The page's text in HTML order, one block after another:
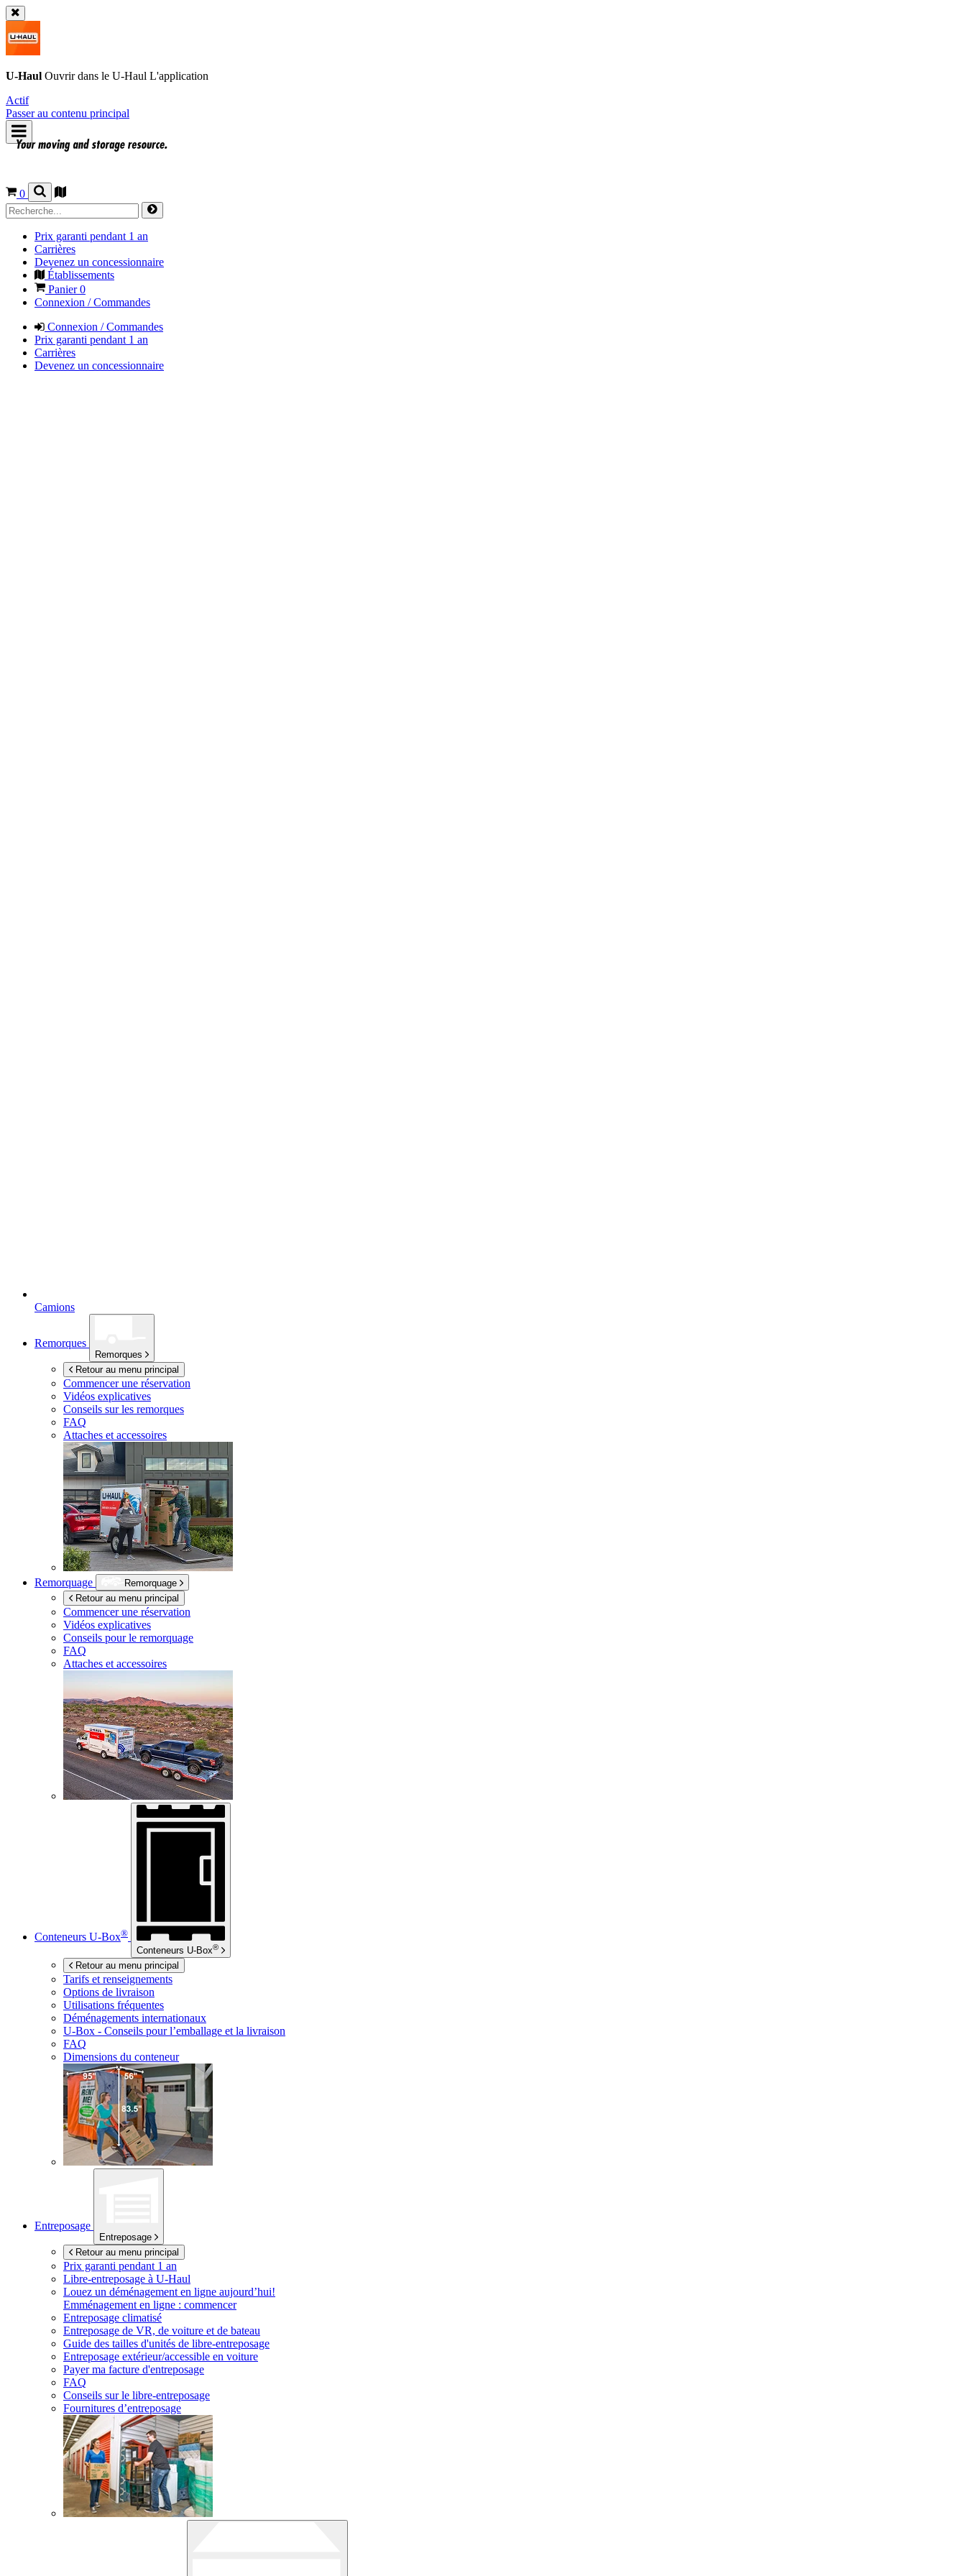
U-Haul Ouvrir dans le U-Haul L'application
Actif
Passer au contenu principal
0
Prix garanti pendant 1 an
Carrières
Devenez un concessionnaire
Établissements
Panier0
Connexion / Commandes
Connexion / Commandes
Prix garanti pendant 1 an
Carrières
Devenez un concessionnaire
Camions
Remorques
Remorques
Retour au menu principal
Commencer une réservation
Vidéos explicatives
Conseils sur les remorques
FAQ
Attaches et accessoires
Remorquage
Remorquage
Retour au menu principal
Commencer une réservation
Vidéos explicatives
Conseils pour le remorquage
FAQ
Attaches et accessoires
Conteneurs U-Box®
Conteneurs U-Box®
Retour au menu principal
Tarifs et renseignements
Options de livraison
Utilisations fréquentes
Déménagements internationaux
U-Box - Conseils pour l’emballage et la livraison
FAQ
Dimensions du conteneur
Entreposage
Entreposage
Retour au menu principal
Prix garanti pendant 1 an
Libre-entreposage à U-Haul
Louez un déménagement en ligne aujourd’hui!
Emménagement en ligne : commencer
Entreposage climatisé
Entreposage de VR, de voiture et de bateau
Guide des tailles d'unités de libre-entreposage
Entreposage extérieur/accessible en voiture
Payer ma facture d'entreposage
FAQ
Conseils sur le libre-entreposage
Fournitures d’entreposage